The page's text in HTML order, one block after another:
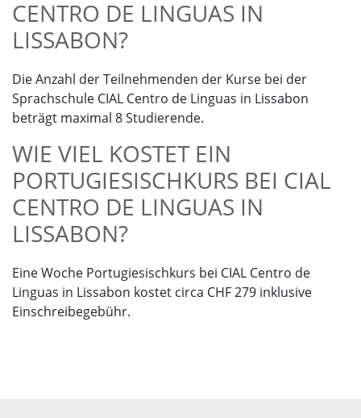
CENTRO DE LINGUAS IN
LISSABON?
Die Anzahl der Teilnehmenden der Kurse bei der
Sprachschule CIAL Centro de Linguas in Lissabon
beträgt maximal 8 Studierende.
WIE VIEL KOSTET EIN
PORTUGIESISCHKURS BEI CIAL
CENTRO DE LINGUAS IN
LISSABON?
Eine Woche Portugiesischkurs bei CIAL Centro de
Linguas in Lissabon kostet circa CHF 279 inklusive
Einschreibegebühr.